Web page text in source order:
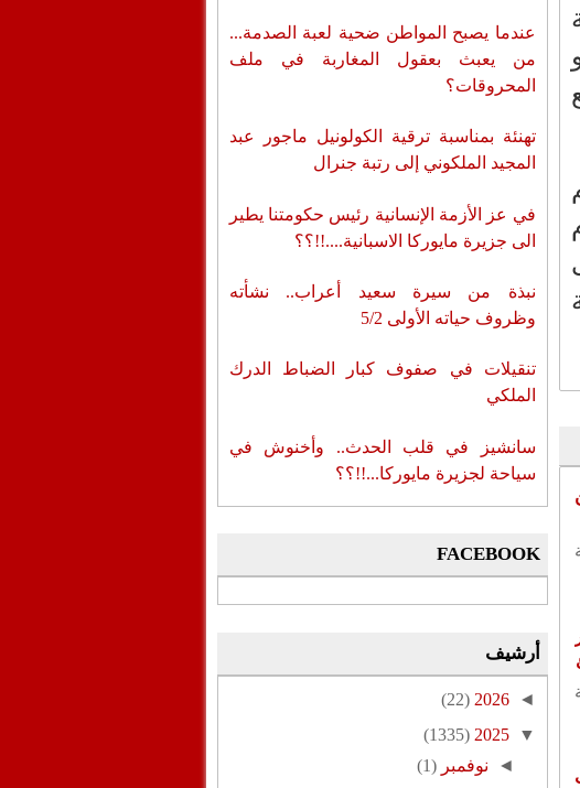
عندما يصبح المواطن ضحية لعبة الصدمة...
من يعبث بعقول المغاربة في ملف
المحروقات؟
تهنئة بمناسبة ترقية الكولونيل ماجور عبد
المجيد الملكوني إلى رتبة جنرال
في عز الأزمة الإنسانية رئيس حكومتنا يطير
الى جزيرة مايوركا الاسبانية....!!؟؟
نبذة من سيرة سعيد أعراب.. نشأته
وظروف حياته الأولى 5/2
تنقيلات في صفوف كبار الضباط الدرك
الملكي
سانشيز في قلب الحدث.. وأخنوش في
سياحة لجزيرة مايوركا...!!؟؟
FACEBOOK
أرشيف
◄
2026
(22)
▼
2025
(1335)
◄ نوفمبر(1)